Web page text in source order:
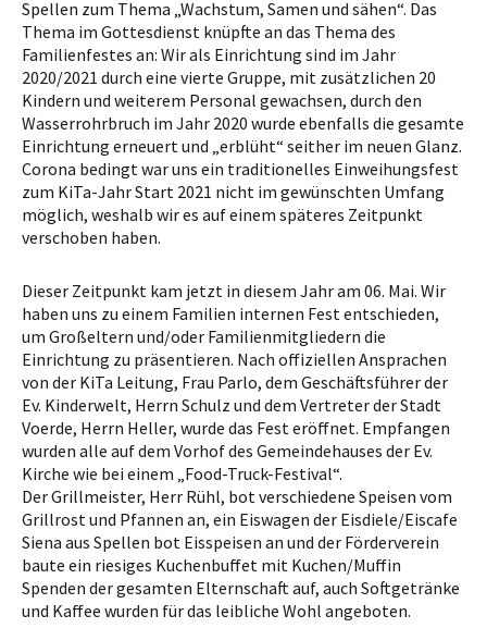
Spellen zum Thema „Wachstum, Samen und sähen“. Das
Thema im Gottesdienst knüpfte an das Thema des
Familienfestes an: Wir als Einrichtung sind im Jahr
2020/2021 durch eine vierte Gruppe, mit zusätzlichen 20
Kindern und weiterem Personal gewachsen, durch den
Wasserrohrbruch im Jahr 2020 wurde ebenfalls die gesamte
Einrichtung erneuert und „erblüht“ seither im neuen Glanz.
Corona bedingt war uns ein traditionelles Einweihungsfest
zum KiTa-Jahr Start 2021 nicht im gewünschten Umfang
möglich, weshalb wir es auf einem späteres Zeitpunkt
verschoben haben.
Dieser Zeitpunkt kam jetzt in diesem Jahr am 06. Mai. Wir
haben uns zu einem Familien internen Fest entschieden,
um Großeltern und/oder Familienmitgliedern die
Einrichtung zu präsentieren. Nach offiziellen Ansprachen
von der KiTa Leitung, Frau Parlo, dem Geschäftsführer der
Ev. Kinderwelt, Herrn Schulz und dem Vertreter der Stadt
Voerde, Herrn Heller, wurde das Fest eröffnet. Empfangen
wurden alle auf dem Vorhof des Gemeindehauses der Ev.
Kirche wie bei einem „Food-Truck-Festival“.
Der Grillmeister, Herr Rühl, bot verschiedene Speisen vom
Grillrost und Pfannen an, ein Eiswagen der Eisdiele/Eiscafe
Siena aus Spellen bot Eisspeisen an und der Förderverein
baute ein riesiges Kuchenbuffet mit Kuchen/Muffin
Spenden der gesamten Elternschaft auf, auch Softgetränke
und Kaffee wurden für das leibliche Wohl angeboten.